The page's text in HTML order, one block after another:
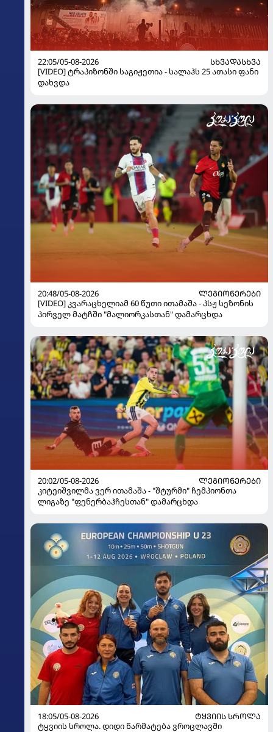
22:05/05-08-2026
ᲡᲮᲕᲐᲓᲐᲡᲮᲕᲐ
[VIDEO] ტრაპიზონში საგიჟეთია - სალაჰს 25 ათასი ფანი
დახვდა
20:48/05-08-2026
ᲚᲔᲒᲘᲝᲜᲔᲠᲔᲑᲘ
[VIDEO] კვარაცხელიამ 60 წუთი ითამაშა - პსჟ სეზონის
პირველ მატჩში "მალიორკასთან" დამარცხდა
20:02/05-08-2026
ᲚᲔᲒᲘᲝᲜᲔᲠᲔᲑᲘ
კიტეიშვილმა ვერ ითამაშა - "შტურმი" ჩემპიონთა
ლიგაზე "ფენერბაჰჩესთან" დამარცხდა
18:05/05-08-2026
ᲢᲧᲕᲘᲘᲡ ᲡᲠᲝᲚᲐ
ტყვიის სროლა. დიდი წარმატება ვროცლავში